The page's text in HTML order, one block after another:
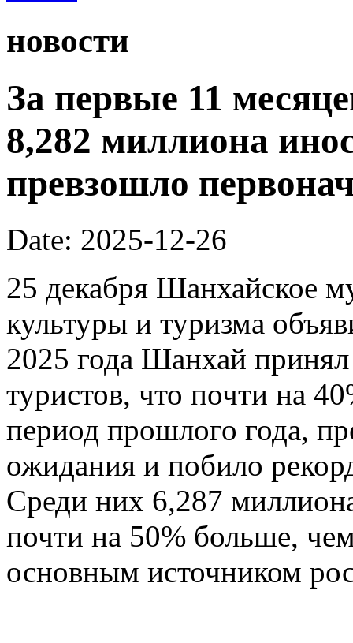
новости
За первые 11
8,282 миллиона
превзошло
Date: 2025-12-26
25 декабря Шанхайское
культуры и туризма
2025 года Шанхай
туристов, что почти на
период прошлого года,
ожидания и побило
Среди них 6,287
почти на 50% больше,
основным источником